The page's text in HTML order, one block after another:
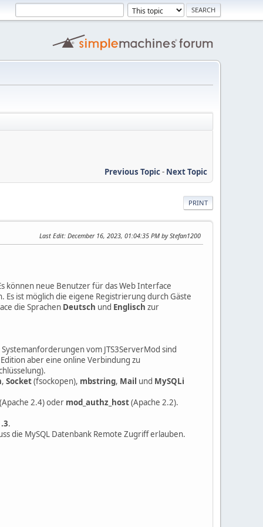
Previous Topic- Next Topic
PRINT
Last Edit: December 16, 2023, 01:04:35 PM by Stefan1200
können neue Benutzer für das Web Interface
ist möglich die eigene Registrierung durch Gäste
die Sprachen Deutsch und Englisch zur
Systemanforderungen vom JTS3ServerMod sind
aber eine online Verbindung zu
, Socket(fsockopen), mbstring, Mail und MySQLi
2.4) oder mod_authz_host(Apache 2.2).
.
die MySQL Datenbank Remote Zugriff erlauben.